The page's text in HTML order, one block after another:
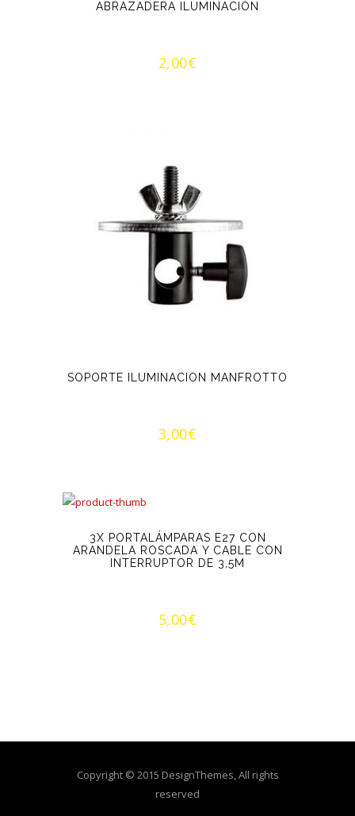
ABRAZADERA ILUMINACIÓN
2,00€
SOPORTE ILUMINACION MANFROTTO
3,00€
3X PORTALÁMPARAS E27 CON
ARANDELA ROSCADA Y CABLE CON
INTERRUPTOR DE 3,5M
5,00€
Copyright © 2015 DesignThemes, All rights
reserved